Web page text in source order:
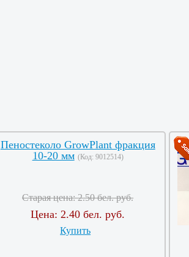
Пеностеколо GrowPlant фракция
10-20 мм (Код: 9012514)
Старая цена:2.50 бел. руб.
Цена: 2.40 бел. руб.
Купить